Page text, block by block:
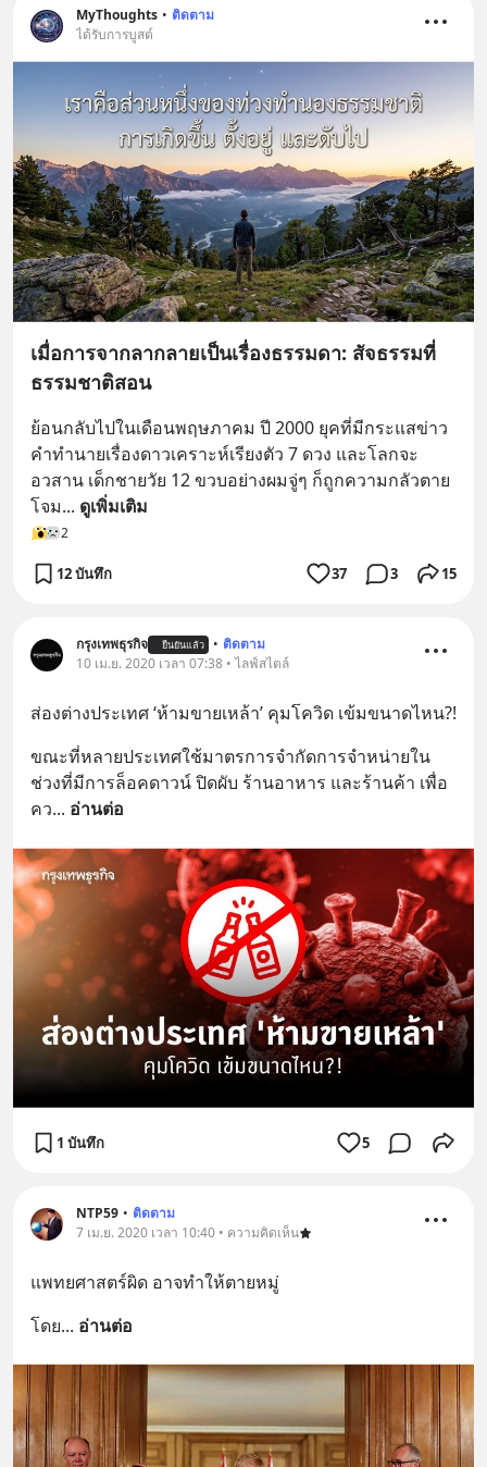
MyThoughts • ติดตาม
ได้รับการบูสต์
เมื่อการจากลากลายเป็นเรื่องธรรมดา: สัจธรรมที่
ธรรมชาติสอน
ย้อนกลับไปในเดือนพฤษภาคม ปี 2000 ยุคที่มีกระแสข่าว
คำทำนายเรื่องดาวเคราะห์เรียงตัว 7 ดวง และโลกจะ
อวสาน เด็กชายวัย 12 ขวบอย่างผมจู่ๆ ก็ถูกความกลัวตาย
โจม... ดูเพิ่มเติม
2
12 บันทึก 37 3 15
กรุงเทพธุรกิจ ยืนยันแล้ว • ติดตาม
10 เม.ย. 2020 เวลา 07:38 • ไลฟ์สไตล์
ส่องต่างประเทศ ‘ห้ามขายเหล้า’ คุมโควิด เข้มขนาดไหน?!
ขณะที่หลายประเทศใช้มาตรการจำกัดการจำหน่ายใน
ช่วงที่มีการล็อคดาวน์ ปิดผับ ร้านอาหาร และร้านค้า เพื่อ
คว... อ่านต่อ
1 บันทึก 5
NTP59 • ติดตาม
7 เม.ย. 2020 เวลา 10:40 • ความคิดเห็น
แพทยศาสตร์ผิด อาจทำให้ตายหมู่
โดย... อ่านต่อ